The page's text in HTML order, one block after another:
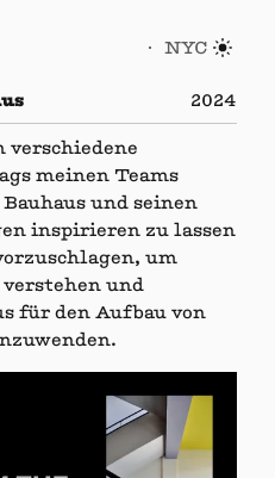
NYC
2024
verschiedene
meinen Teams
und seinen
inspirieren zu lassen
um
und
für den Aufbau von